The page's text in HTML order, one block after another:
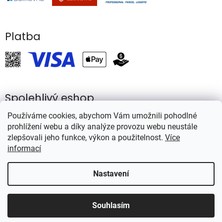
Používáme cookies, abychom Vám umožnili pohodlné
prohlížení webu a díky analýze provozu webu neustále
zlepšovali jeho funkce, výkon a použitelnost. Více
informací
Nastavení
Souhlasím
Platba
Spolehlivý eshop
Vytvořil Shoptet
Copyright 2026Rybářství Mareš. Všechna práva vyhrazena.